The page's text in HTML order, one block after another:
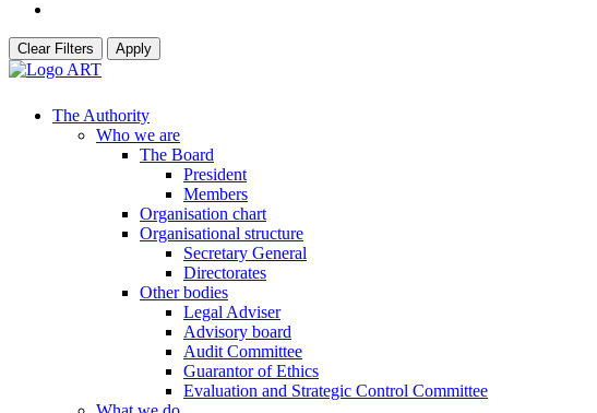
Clear Filters Apply
The Authority
Who we are
The Board
President
Members
Organisation chart
Organisational structure
Secretary General
Directorates
Other bodies
Legal Adviser
Advisory board
Audit Committee
Guarantor of Ethics
Evaluation and Strategic Control Committee